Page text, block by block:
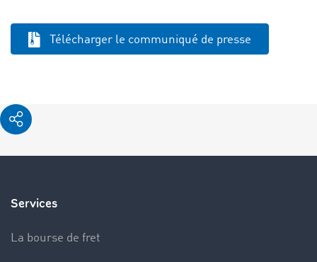
Télécharger le communiqué de presse
Services
La bourse de fret